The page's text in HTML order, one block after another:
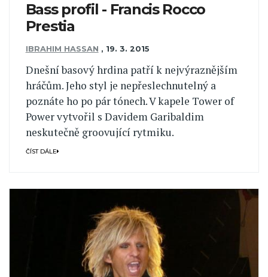
Bass profil - Francis Rocco
Prestia
IBRAHIM HASSAN , 19. 3. 2015
Dnešní basový hrdina patří k nejvýraznějším
hráčům. Jeho styl je nepřeslechnutelný a
poznáte ho po pár tónech. V kapele Tower of
Power vytvořil s Davidem Garibaldim
neskutečně groovující rytmiku.
ČÍST DÁLE